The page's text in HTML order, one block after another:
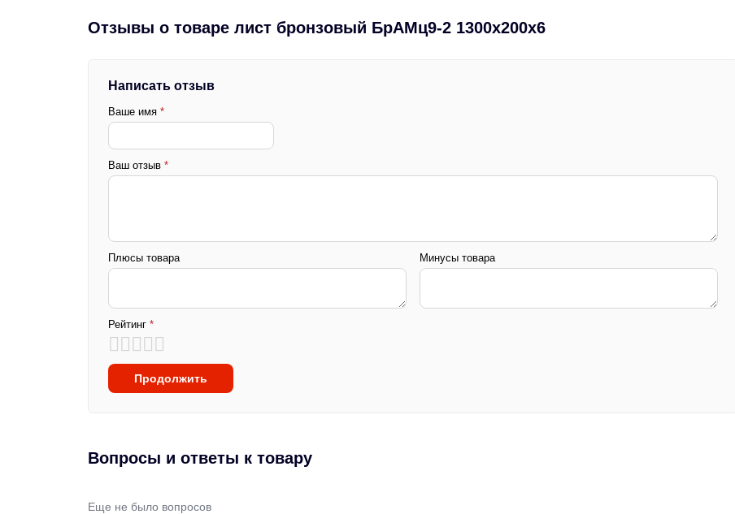
Отзывы о товаре лист бронзовый БрАМц9-2 1300х200х6
Написать отзыв
Ваше имя *
Ваш отзыв *
Плюсы товара Минусы товара
Рейтинг *
Продолжить
Вопросы и ответы к товару
Еще не было вопросов